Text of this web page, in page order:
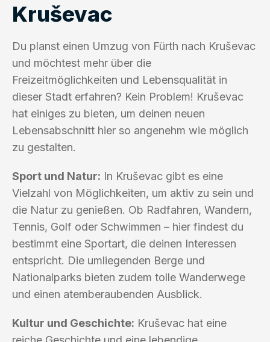
Kruševac
Du planst einen Umzug von Fürth nach Kruševac
und möchtest mehr über die
Freizeitmöglichkeiten und Lebensqualität in
dieser Stadt erfahren? Kein Problem! Kruševac
hat einiges zu bieten, um deinen neuen
Lebensabschnitt hier so angenehm wie möglich
zu gestalten.
Sport und Natur: In Kruševac gibt es eine
Vielzahl von Möglichkeiten, um aktiv zu sein und
die Natur zu genießen. Ob Radfahren, Wandern,
Tennis, Golf oder Schwimmen – hier findest du
bestimmt eine Sportart, die deinen Interessen
entspricht. Die umliegenden Berge und
Nationalparks bieten zudem tolle Wanderwege
und einen atemberaubenden Ausblick.
Kultur und Geschichte: Kruševac hat eine